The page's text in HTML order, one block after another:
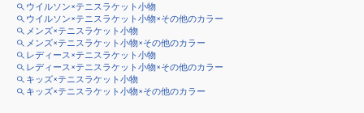
ウイルソン×テニスラケット小物
ウイルソン×テニスラケット小物×その他のカラー
メンズ×テニスラケット小物
メンズ×テニスラケット小物×その他のカラー
レディース×テニスラケット小物
レディース×テニスラケット小物×その他のカラー
キッズ×テニスラケット小物
キッズ×テニスラケット小物×その他のカラー